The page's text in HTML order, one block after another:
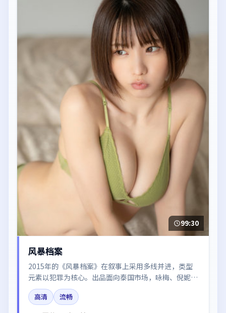
99:30
风暴档案
2015年的《风暴档案》在叙事上采用多线并进，类型
元素以犯罪为核心。出品面向泰国市场，咏梅、倪妮、
河正宇、廖凡所饰角色推动关键反转，结尾留白引发讨
论。
高清
流畅